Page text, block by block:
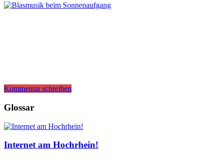
Kommentar schreiben
Glossar
Internet am Hochrhein!